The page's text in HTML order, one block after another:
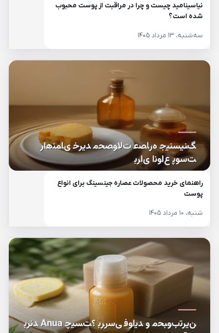
نیاسینامید چیست و چرا در مراقبت از پوست محبوب
شده است؟
سه‌شنبه، ۱۳ مرداد ۱۴۰۵
راهنمای خرید محصولات عصاره جینسینگ برای انواع
پوست
شنبه، ۱۰ مرداد ۱۴۰۵